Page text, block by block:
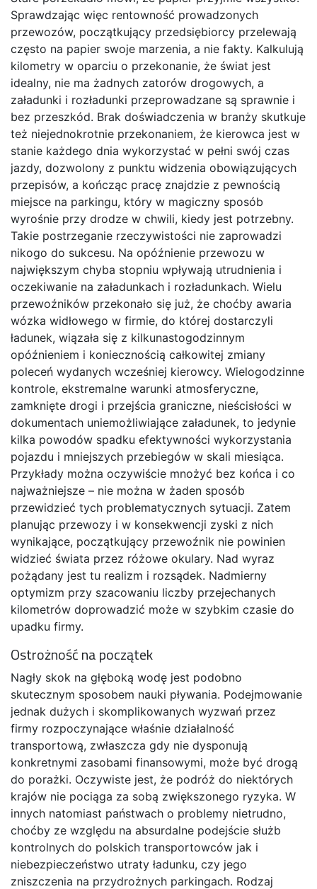
Sprawdzając więc rentowność prowadzonych
przewozów, początkujący przedsiębiorcy przelewają
często na papier swoje marzenia, a nie fakty. Kalkulują
kilometry w oparciu o przekonanie, że świat jest
idealny, nie ma żadnych zatorów drogowych, a
załadunki i rozładunki przeprowadzane są sprawnie i
bez przeszkód. Brak doświadczenia w branży skutkuje
też niejednokrotnie przekonaniem, że kierowca jest w
stanie każdego dnia wykorzystać w pełni swój czas
jazdy, dozwolony z punktu widzenia obowiązujących
przepisów, a kończąc pracę znajdzie z pewnością
miejsce na parkingu, który w magiczny sposób
wyrośnie przy drodze w chwili, kiedy jest potrzebny.
Takie postrzeganie rzeczywistości nie zaprowadzi
nikogo do sukcesu. Na opóźnienie przewozu w
największym chyba stopniu wpływają utrudnienia i
oczekiwanie na załadunkach i rozładunkach. Wielu
przewoźników przekonało się już, że choćby awaria
wózka widłowego w firmie, do której dostarczyli
ładunek, wiązała się z kilkunastogodzinnym
opóźnieniem i koniecznością całkowitej zmiany
poleceń wydanych wcześniej kierowcy. Wielogodzinne
kontrole, ekstremalne warunki atmosferyczne,
zamknięte drogi i przejścia graniczne, nieścisłości w
dokumentach uniemożliwiające załadunek, to jedynie
kilka powodów spadku efektywności wykorzystania
pojazdu i mniejszych przebiegów w skali miesiąca.
Przykłady można oczywiście mnożyć bez końca i co
najważniejsze – nie można w żaden sposób
przewidzieć tych problematycznych sytuacji. Zatem
planując przewozy i w konsekwencji zyski z nich
wynikające, początkujący przewoźnik nie powinien
widzieć świata przez różowe okulary. Nad wyraz
pożądany jest tu realizm i rozsądek. Nadmierny
optymizm przy szacowaniu liczby przejechanych
kilometrów doprowadzić może w szybkim czasie do
upadku firmy.
Ostrożność na początek
Nagły skok na głęboką wodę jest podobno
skutecznym sposobem nauki pływania. Podejmowanie
jednak dużych i skomplikowanych wyzwań przez
firmy rozpoczynające właśnie działalność
transportową, zwłaszcza gdy nie dysponują
konkretnymi zasobami finansowymi, może być drogą
do porażki. Oczywiste jest, że podróż do niektórych
krajów nie pociąga za sobą zwiększonego ryzyka. W
innych natomiast państwach o problemy nietrudno,
choćby ze względu na absurdalne podejście służb
kontrolnych do polskich transportowców jak i
niebezpieczeństwo utraty ładunku, czy jego
zniszczenia na przydrożnych parkingach. Rodzaj